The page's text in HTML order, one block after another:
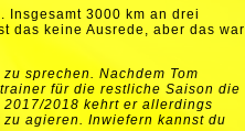
Insgesamt 3000 km an drei
das keine Ausrede, aber das war
sprechen. Nachdem Tom
für die restliche Saison die
2018 kehrt er allerdings
agieren. Inwiefern kannst du